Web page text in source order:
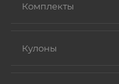
Комплекты
Кулоны